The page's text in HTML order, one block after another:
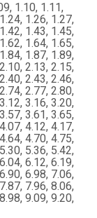
1.10, 1.11,
1.26, 1.27,
1.43, 1.45,
1.64, 1.65,
1.87, 1.89,
2.13, 2.15,
2.43, 2.46,
2.77, 2.80,
3.16, 3.20,
3.61, 3.65,
4.12, 4.17,
4.70, 4.75,
5.36, 5.42,
6.12, 6.19,
6.98, 7.06,
7.96, 8.06,
9.09, 9.20,